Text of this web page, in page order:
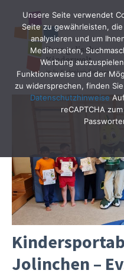
Jolinchen –
Unsere Seite verwendet
Seite zu gewährleisten,
analysieren und um
Medienseiten,
Werbung
Funktionsweise und der
zu widersprechen, finden
Datenschutzhinweise
reCAPTCHA